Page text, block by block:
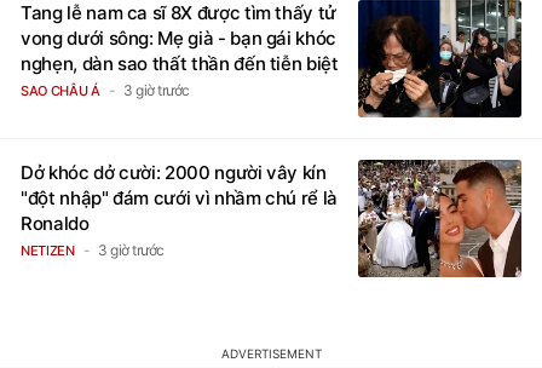
Tang lễ nam ca sĩ 8X được tìm thấy tử
vong dưới sông: Mẹ già - bạn gái khóc
nghẹn, dàn sao thất thần đến tiễn biệt
SAO CHÂU Á 3 giờ trước
Dở khóc dở cười: 2000 người vây kín
"đột nhập" đám cưới vì nhầm chú rể là
Ronaldo
NETIZEN 3 giờ trước